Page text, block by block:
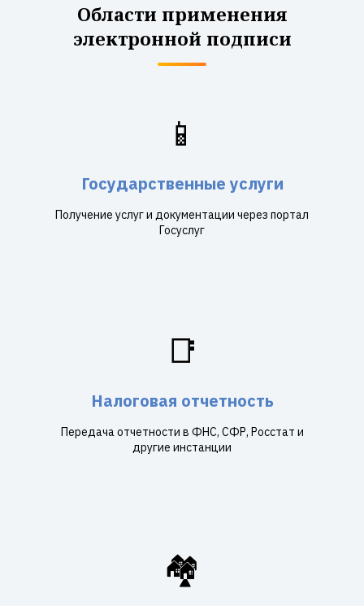
Области применения
электронной подписи
📱
Государственные услуги
Получение услуг и документации через портал
Госуслуг
📑
Налоговая отчетность
Передача отчетности в ФНС, СФР, Росстат и
другие инстанции
🏘️